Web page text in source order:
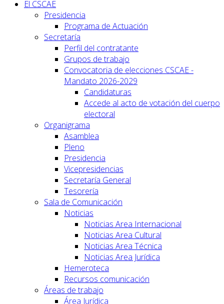
El CSCAE
Presidencia
Programa de Actuación
Secretaría
Perfil del contratante
Grupos de trabajo
Convocatoria de elecciones CSCAE -
Mandato 2026-2029
Candidaturas
Accede al acto de votación del cuerpo
electoral
Organigrama
Asamblea
Pleno
Presidencia
Vicepresidencias
Secretaría General
Tesorería
Sala de Comunicación
Noticias
Noticias Area Internacional
Noticias Area Cultural
Noticias Area Técnica
Noticias Area Jurídica
Hemeroteca
Recursos comunicación
Áreas de trabajo
Área Jurídica